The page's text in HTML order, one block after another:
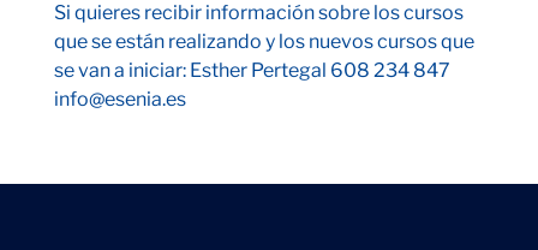
Si quieres recibir información sobre los cursos
que se están realizando y los nuevos cursos que
se van a iniciar: Esther Pertegal 608 234 847
info@esenia.es